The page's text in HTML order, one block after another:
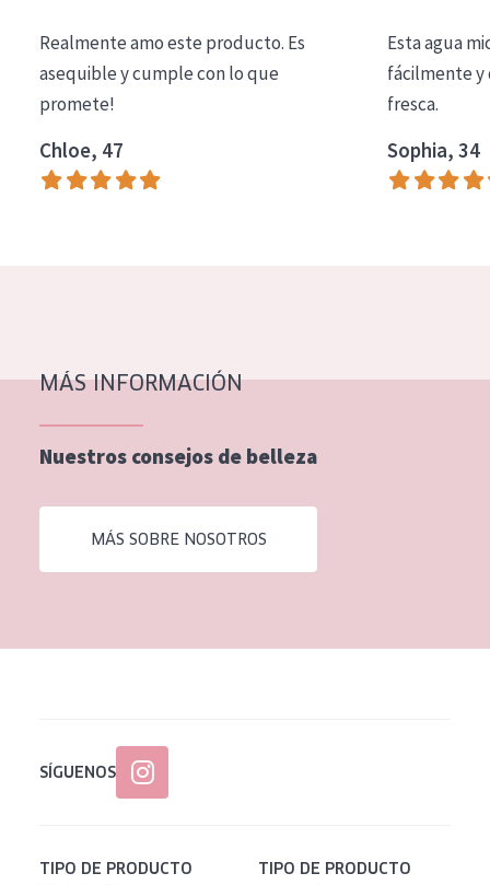
Essentials
Lift+
Expert
Piel madura
Piel menopáusica
EDAD
Realmente amo este producto. Es
asequible y cumple con lo que
promete!
Chloe, 47
Esta agua
fácilmente y
fresca.
Sophia, 34
MÁS INFORMACIÓN
Nuestros consejos de belleza
MÁS SOBRE NOSOTROS
SÍGUENOS
TIPO DE PRODUCTO TIPO DE PRODUCTO